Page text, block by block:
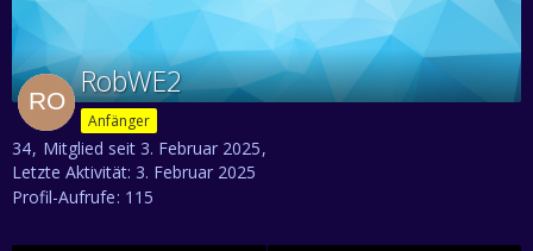
RobWE2
Anfänger
34 Mitglied seit 3. Februar 2025
Letzte Aktivität: 3. Februar 2025
Profil-Aufrufe 115